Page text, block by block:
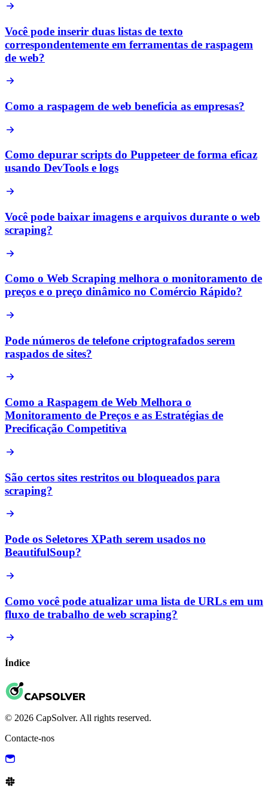
Você pode inserir duas listas de texto
correspondentemente em ferramentas de raspagem
de web?
Como a raspagem de web beneficia as empresas?
Como depurar scripts do Puppeteer de forma eficaz
usando DevTools e logs
Você pode baixar imagens e arquivos durante o web
scraping?
Como o Web Scraping melhora o monitoramento de
preços e o preço dinâmico no Comércio Rápido?
Pode números de telefone criptografados serem
raspados de sites?
Como a Raspagem de Web Melhora o
Monitoramento de Preços e as Estratégias de
Precificação Competitiva
São certos sites restritos ou bloqueados para
scraping?
Pode os Seletores XPath serem usados no
BeautifulSoup?
Como você pode atualizar uma lista de URLs em um
fluxo de trabalho de web scraping?
Índice
© 2026 CapSolver. All rights reserved.
Contacte-nos